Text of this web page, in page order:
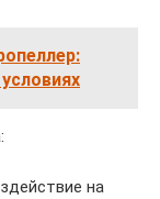
на